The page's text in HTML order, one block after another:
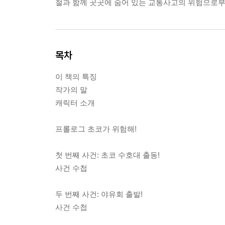
철과 함께 곳곳에 숨어 있는 교통사고의 위험으로
목차
이 책의 특징
작가의 말
캐릭터 소개
프롤로그 초코가 위험해!
첫 번째 사건: 초코 수호대 출동!
사건 수첩
두 번째 사건: 야유회 출발!
사건 수첩